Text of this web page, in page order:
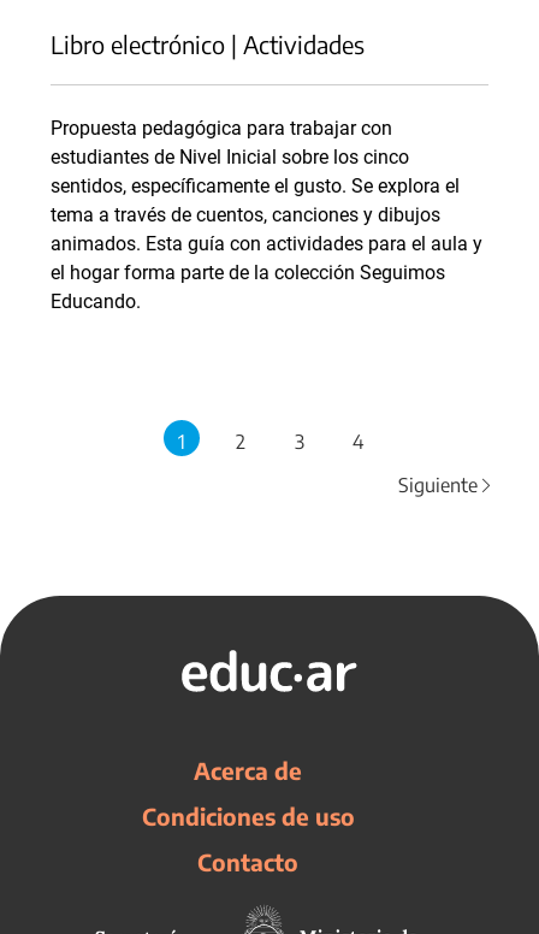
Libro electrónico | Actividades
Propuesta pedagógica para trabajar con
estudiantes de Nivel Inicial sobre los cinco
sentidos, específicamente el gusto. Se explora el
tema a través de cuentos, canciones y dibujos
animados. Esta guía con actividades para el aula y
el hogar forma parte de la colección Seguimos
Educando.
1 2 3
4
Siguiente
Acerca de
Condiciones de uso
Contacto